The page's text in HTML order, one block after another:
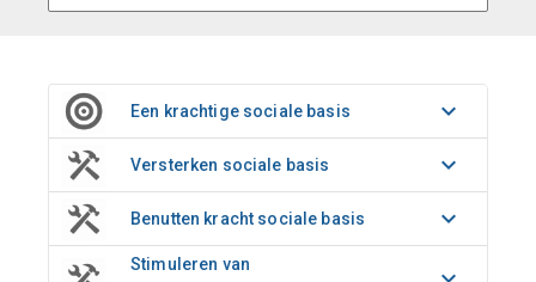
Een krachtige sociale basis
Versterken sociale basis
Benutten kracht sociale basis
Stimuleren van